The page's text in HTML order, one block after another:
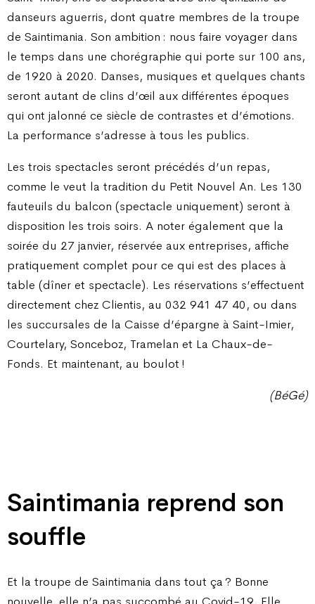
danseurs aguerris, dont quatre membres de la troupe
de Saintimania. Son ambition : nous faire voyager dans
le temps dans une chorégraphie qui porte sur 100 ans,
de 1920 à 2020. Danses, musiques et quelques chants
seront autant de clins d’œil aux différentes époques
qui ont jalonné ce siècle de contrastes et d’émotions.
La performance s’adresse à tous les publics.
Les trois spectacles seront précédés d’un repas,
comme le veut la tradition du Petit Nouvel An. Les 130
fauteuils du balcon (spectacle uniquement) seront à
disposition les trois soirs. A noter également que la
soirée du 27 janvier, réservée aux entreprises, affiche
pratiquement complet pour ce qui est des places à
table (dîner et spectacle). Les réservations s’effectuent
directement chez Clientis, au 032 941 47 40, ou dans
les succursales de la Caisse d’épargne à Saint-Imier,
Courtelary, Sonceboz, Tramelan et La Chaux-de-
Fonds. Et maintenant, au boulot !
(BéGé)
Saintimania reprend son
souffle
Et la troupe de Saintimania dans tout ça ? Bonne